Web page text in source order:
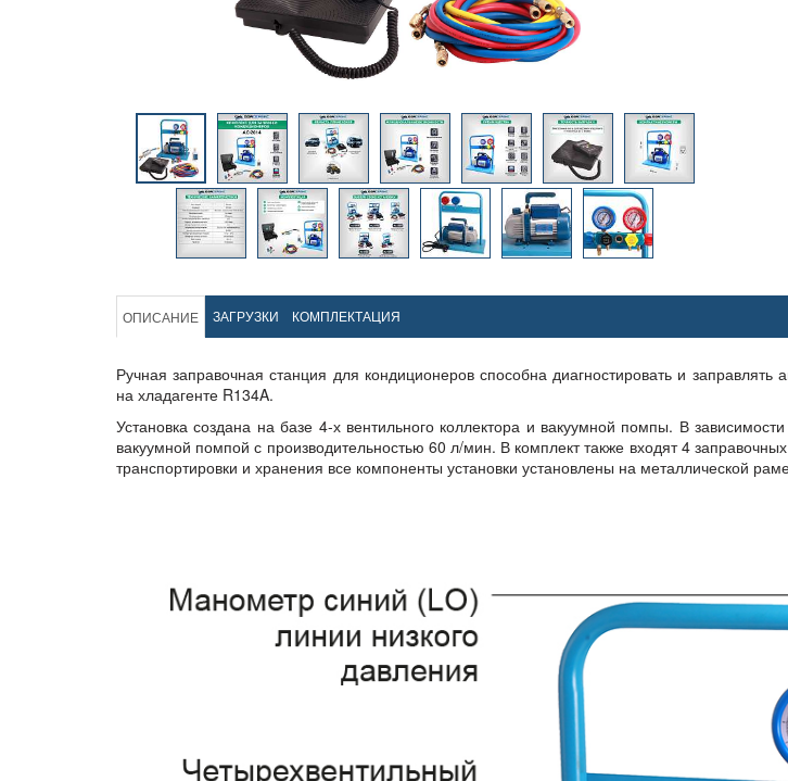
ОПИСАНИЕ ЗАГРУЗКИ КОМПЛЕКТАЦИЯ
Ручная заправочная станция для кондиционеров способна диагностировать и
на хладагенте R134A.
Установка создана на базе 4-х вентильного коллектора и вакуумной помпы. В
вакуумной помпой с производительностью 60 л/мин. В комплект также входят 4
транспортировки и хранения все компоненты установки установлены на металлической